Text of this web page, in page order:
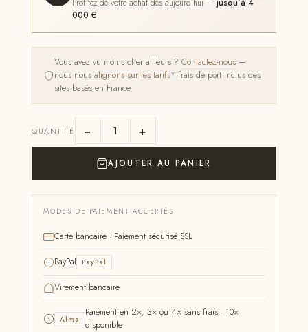
Profitez de votre achat dès aujourd'hui —jusqu'à 4
000 €
Vous avez vu moins cher ailleurs ?Contactez-nous —
nous nousalignons sur les tarifs* frais de port inclus des
sites basés en France.
QUANTITÉ − +
AJOUTER AU PANIER
MODES DE PAIEMENT ACCEPTÉS
Carte bancaire · Paiement sécurisé SSL
PayPal PayPal
Virement bancaire
Alma
Paiement en 2×, 3× ou 4× sans frais · 10×
disponible